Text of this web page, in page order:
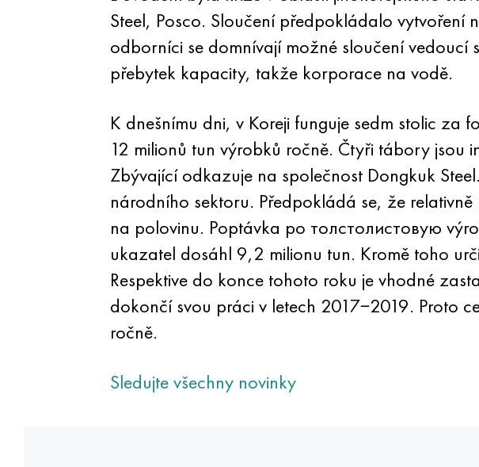
Steel, Posco. Sloučení předpokládalo vytvoření
odborníci se domnívají možné sloučení
přebytek kapacity, takže korporace na vodě.
K dnešnímu dni, v Koreji funguje sedm stolic za
12 milionů tun výrobků ročně. Čtyři tábory jsou
Zbývající odkazuje na společnost Dongkuk
národního sektoru. Předpokládá se, že
na polovinu. Poptávka po толстолистовую
ukazatel dosáhl 9,2 milionu tun. Kromě toho
Respektive do konce tohoto roku je vhodné
dokončí svou práci v letech 2017−2019. Proto
ročně.
Sledujte všechny novinky